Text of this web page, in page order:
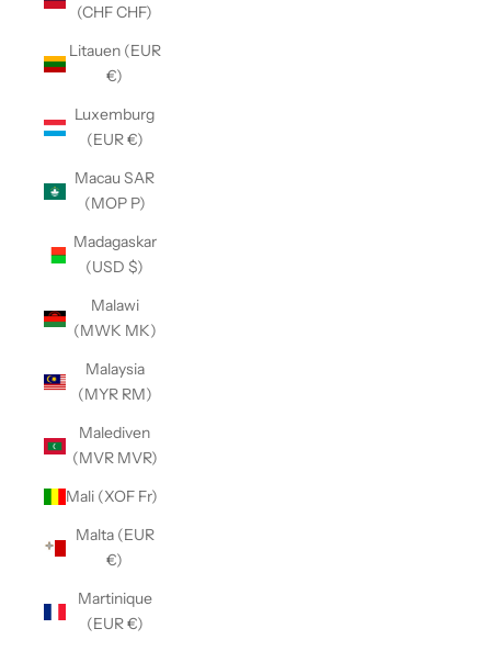
(CHF CHF)
Litauen (EUR
€)
Luxemburg
(EUR €)
Macau SAR
(MOP P)
Madagaskar
(USD $)
Malawi
(MWK MK)
Malaysia
(MYR RM)
Malediven
(MVR MVR)
Mali (XOF Fr)
Malta (EUR
€)
Martinique
(EUR €)